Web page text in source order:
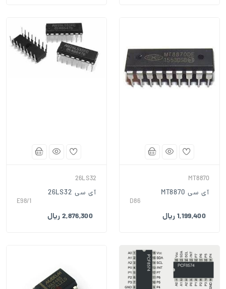
MT8870
آی سی MT8870
D86
1,199,400 ریال
26LS32
آی سی 26LS32
E98/1
2,876,300 ریال